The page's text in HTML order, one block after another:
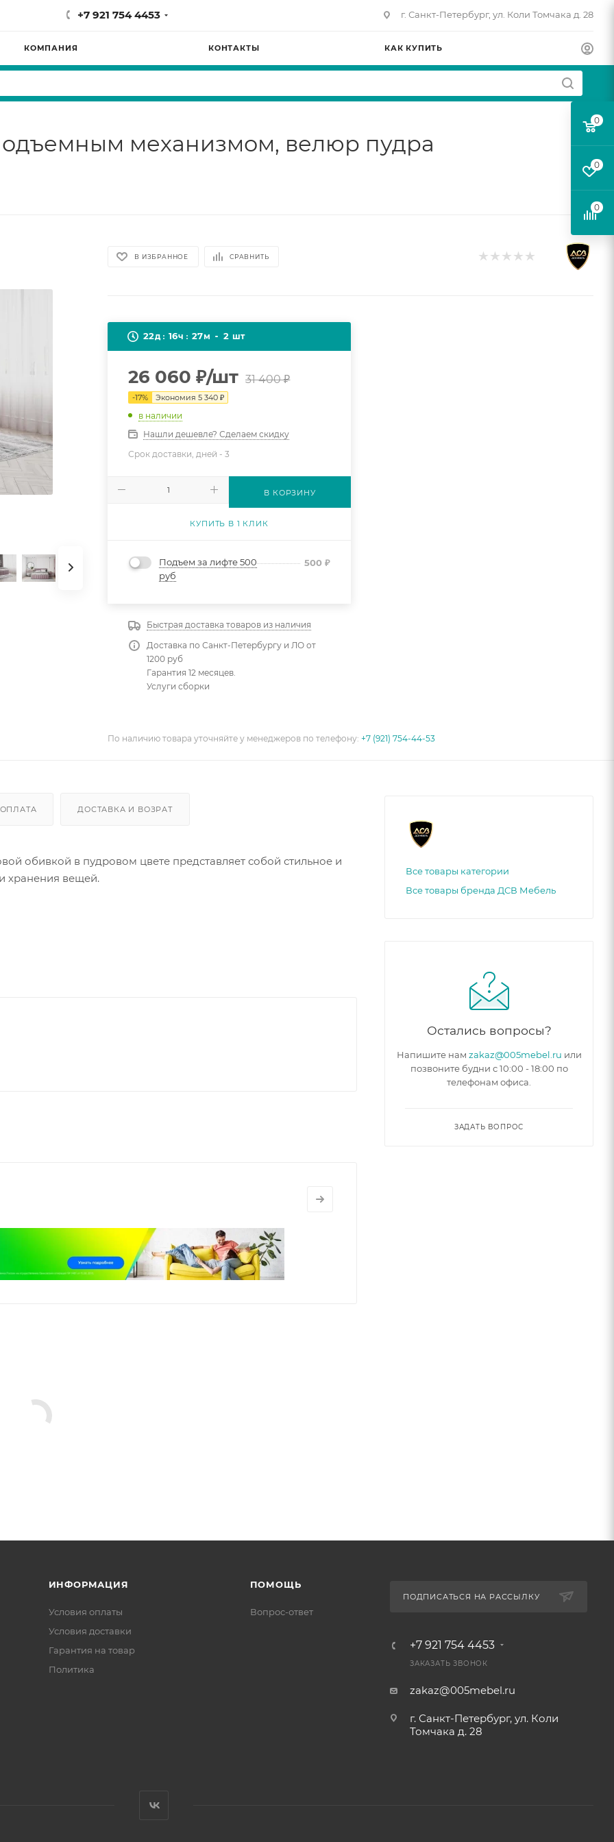
+7 921 754 4453 г. Санкт-Петербург, ул. Коли Томчака д. 28
КОМПАНИЯ КОНТАКТЫ КАК КУПИТЬ
механизмом, велюр пудра
В ИЗБРАННОЕ СРАВНИТЬ
22д 16ч 27м 2 шт
26 060 ₽/шт 31 400₽
-17% Экономия5 340 ₽
в наличии
Нашли дешевле? Сделаем скидку
Срок доставки, дней -3
В КОРЗИНУ
КУПИТЬ В 1 КЛИК
Подъем за лифте 500
руб
500₽
Быстрая доставка товаров из наличия
Доставка по Санкт-Петербургу и ЛО от
1200 руб
Гарантия 12 месяцев.
Услуги сборки
По наличию товара уточняйте у менеджеров по телефону:+7 (921) 754-44-53
ОПЛАТА ДОСТАВКА И ВОЗРАТ
обивкой в пудровом цвете представляет собой стильное и
хранения вещей.
см, высота изголовья – 103 см, высота спального места – 41
места – 200 см.
Все товары категории
Все товары бренда ДСВ Мебель
Остались вопросы?
Напишите нам zakaz@005mebel.ru или
позвоните будни с 10:00 - 18:00 по
телефонам офиса.
ЗАДАТЬ ВОПРОС
ИНФОРМАЦИЯ
Условия оплаты
Условия доставки
Гарантия на товар
Политика
ПОМОЩЬ
Вопрос-ответ
ПОДПИСАТЬСЯ НА РАССЫЛКУ
+7 921 754 4453
ЗАКАЗАТЬ ЗВОНОК
zakaz@005mebel.ru
г. Санкт-Петербург, ул. Коли
Томчака д. 28
0
0
0